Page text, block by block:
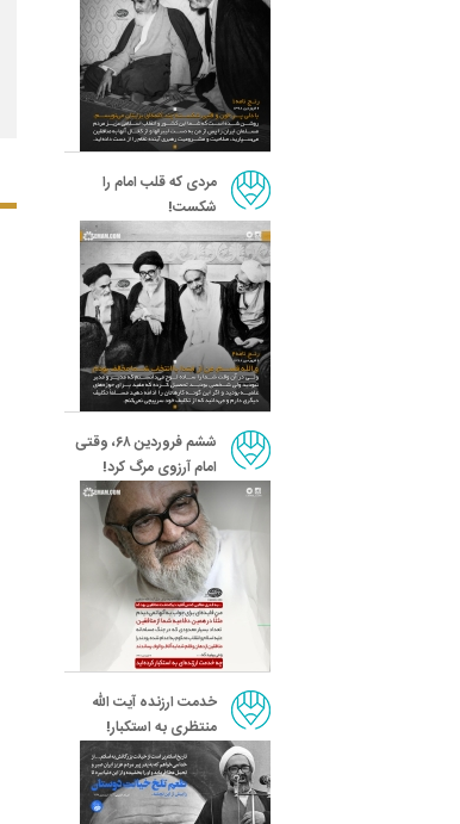
مردی که قلب امام را
شکست!
ششم فروردین ۶۸، وقتی
امام آرزوی مرگ کرد!
خدمت ارزنده آیت الله
منتظری به استکبار!